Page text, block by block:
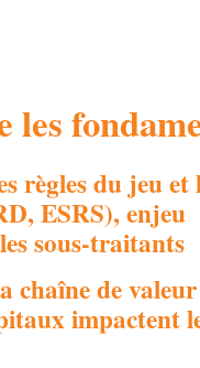
les
règles du jeu et
ESRS), enjeu
sous-traitants
chaîne de
impactent